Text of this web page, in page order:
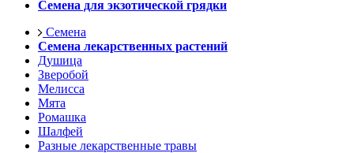
Семена для экзотической грядки
Семена
Семена лекарственных растений
Душица
Зверобой
Мелисса
Мята
Ромашка
Шалфей
Разные лекарственные травы